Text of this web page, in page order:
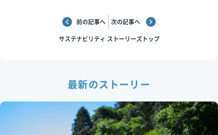
前の記事へ
サステナビリティ ストーリーズトップ
次の記事へ
最新のストーリー